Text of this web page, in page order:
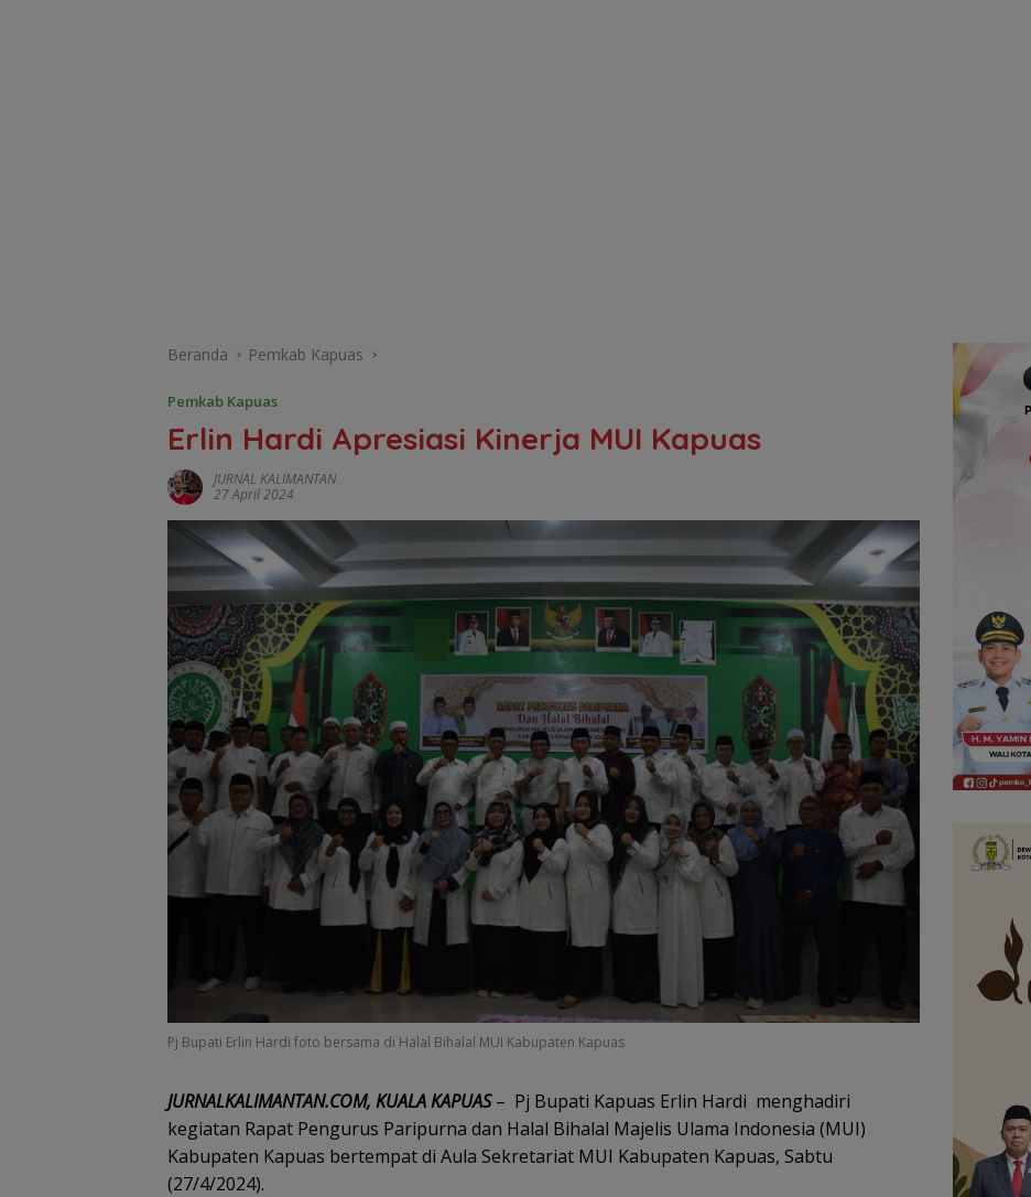
Beranda Pemkab Kapuas
Pemkab Kapuas
Erlin Hardi Apresiasi Kinerja MUI Kapuas
JURNAL KALIMANTAN
27 April 2024
Pj Bupati Erlin Hardi foto bersama di Halal Bihalal MUI Kabupaten Kapuas
JURNALKALIMANTAN.COM, KUALA KAPUAS– Pj Bupati Kapuas Erlin Hardi menghadiri
kegiatan Rapat Pengurus Paripurna dan Halal Bihalal Majelis Ulama Indonesia (MUI)
Kabupaten Kapuas bertempat di Aula Sekretariat MUI Kabupaten Kapuas, Sabtu
(27/4/2024).